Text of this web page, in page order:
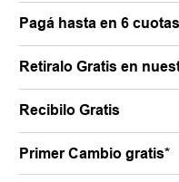
Pagá hasta en 6
Retiralo Gratis en
Recibilo Gratis
Primer Cambio gratis*